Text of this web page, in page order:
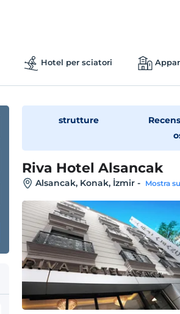
Hotel per sciatori
strutture
Riva Hotel Alsancak
Alsancak, Konak, İzmir- Mostra